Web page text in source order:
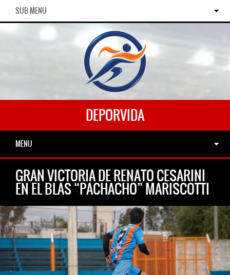
SUB MENU
DEPORVIDA
MENU
GRAN VICTORIA DE RENATO CESARINI
EN EL BLAS “PACHACHO” MARISCOTTI